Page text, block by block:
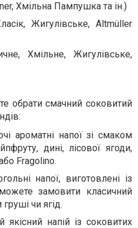
Хмільна Пампушка та ін.)
Жигулівське, Altmüller
Хмільне, Жигулівське,
обрати смачний соковитий
ароматні напої зі смаком
дині, лісової ягоди,
Fragolino.
напої, виготовлені із
замовити класичний
чи ягід.
якісний напій із соковитих